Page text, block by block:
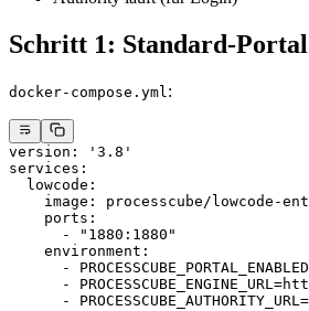
Schritt 1: Standard-
docker-compose.yml:
version :
'3.8'
services :
  lowcode
:
    image
: processcube/lowcode-
    ports
:
      -
"1880:1880"
    environment
:
      -
      -
      -